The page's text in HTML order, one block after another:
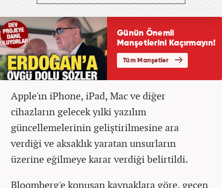
Apple'ın iPhone, iPad, Mac ve diğer
cihazların gelecek yılki yazılım
güncellemelerinin geliştirilmesine ara
verdiği ve aksaklık yaratan unsurların
üzerine eğilmeye karar verdiği belirtildi.
Bloomberg'e konuşan kaynaklara göre, geçen